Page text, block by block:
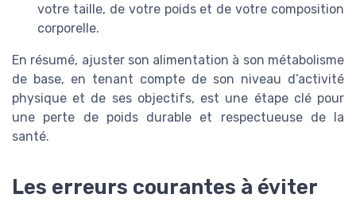
votre taille, de votre poids et de votre composition
corporelle.
En résumé, ajuster son alimentation à son métabolisme
de base, en tenant compte de son niveau d’activité
physique et de ses objectifs, est une étape clé pour
une perte de poids durable et respectueuse de la
santé.
Les erreurs courantes à éviter